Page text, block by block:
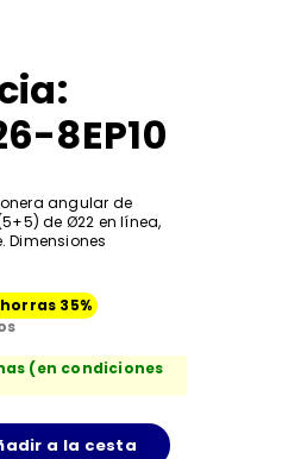
8EP10
angular de
de Ø22 en línea,
Dimensiones
35%
(en condiciones
a la cesta